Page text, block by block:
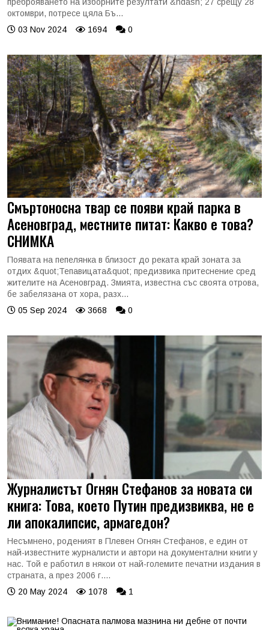
октомври, потресе цяла Бъ...
03 Nov 2024
1694 0
Смъртоносна твар се появи край парка в
Асеновград, местните питат: Какво е това?
СНИМКА
Появата на пепелянка в близост до реката край зоната за
отдих &quot;Тепавицата&quot; предизвика притеснение сред
жителите на Асеновград. Змията, известна със своята отрова,
бе забелязана от хора, разх...
05 Sep 2024
3668 0
Журналистът Огнян Стефанов за новата си
книга: Това, което Путин предизвиква, не е
ли апокалипсис, армагедон?
Несъмнено, роденият в Плевен Огнян Стефанов, е един от
най-известните журналисти и автори на документални книги у
нас. Той е работил в някои от най-големите печатни издания в
страната, а през 2006 г....
20 May 2024
1078 1